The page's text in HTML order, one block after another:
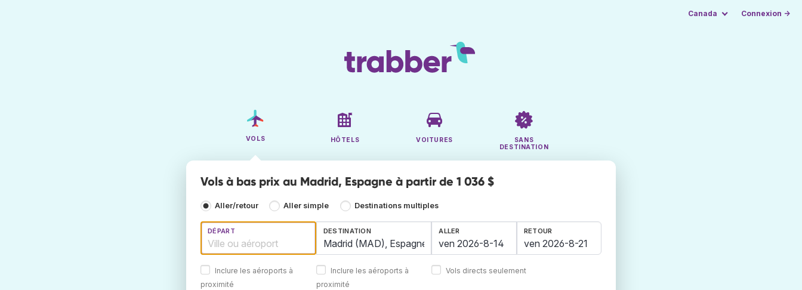
Canada Connexion →
VOLS HÔTELS VOITURES
SANS
DESTINATION
Vols à bas prix au Madrid, Espagne à partir de 1 036 $
Aller/retour Aller simple Destinations multiples
DÉPART
Inclure les aéroports à
proximité
DESTINATION
Inclure les aéroports à
proximité
ALLER RETOUR
Vols directs seulement